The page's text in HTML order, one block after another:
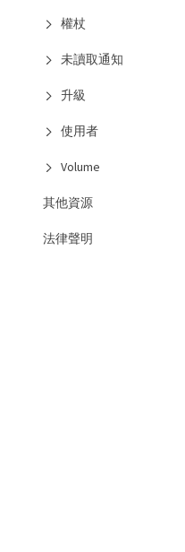
權杖
未讀取通知
升級
使用者
Volume
其他資源
法律聲明